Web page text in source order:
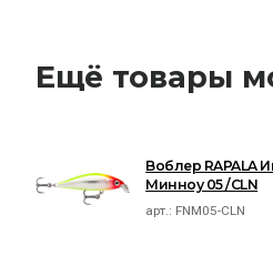
Ещё товары
Воблер RAPALA
Минноу 05 /CLN
арт.: FNM05-CLN